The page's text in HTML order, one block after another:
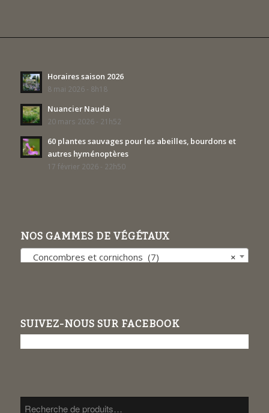
Horaires saison 2026
8 mai 2026 - 8h18
Nuancier Nauda
20 mars 2026 - 21h52
60 plantes sauvages pour les abeilles, bourdons et
autres hyménoptères
17 février 2026 - 22h50
NOS GAMMES DE VÉGÉTAUX
×
Concombres et cornichons (7)
SUIVEZ-NOUS SUR FACEBOOK